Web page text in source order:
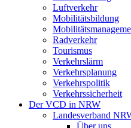
Luftverkehr
Mobilitätsbildung
Radverkehr
Tourismus
Verkehrslärm
Verkehrsplanung
Verkehrspolitik
Verkehrssicherheit
Der VCD in NRW
Landesverband
Über uns